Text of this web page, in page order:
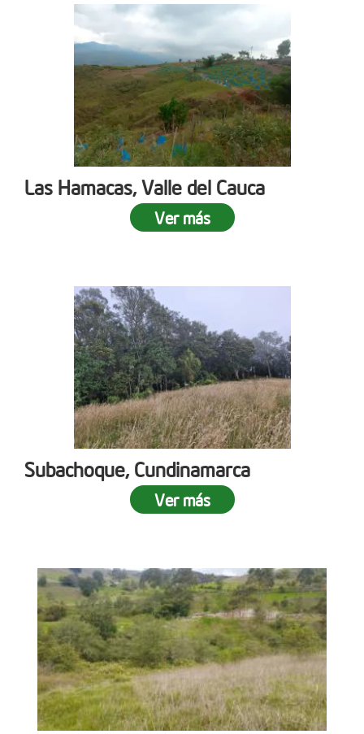
Las Hamacas, Valle del Cauca
Ver más
Subachoque, Cundinamarca
Ver más